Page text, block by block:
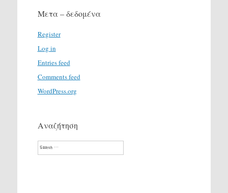
Μετα – δεδομένα
Register
Log in
Entries feed
Comments feed
WordPress.org
Αναζήτηση
Search